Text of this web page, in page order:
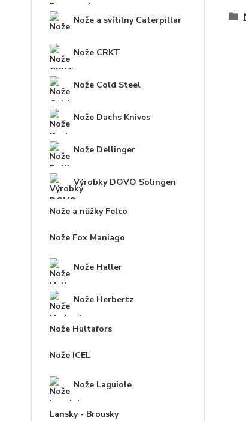
Nože a svítilny Caterpillar
Nože CRKT
Nože Cold Steel
Nože Dachs Knives
Nože Dellinger
Výrobky DOVO Solingen
Nože a nůžky Felco
Nože Fox Maniago
Nože Haller
Nože Herbertz
Nože Hultafors
Nože ICEL
Nože Laguiole
Lansky - Brousky